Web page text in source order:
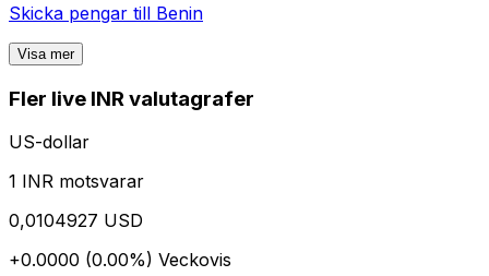
Skicka pengar till Benin
Visa mer
Fler live INR valutagrafer
US-dollar
1 INR motsvarar
0,0104927 USD
+0.0000 (0.00%) Veckovis